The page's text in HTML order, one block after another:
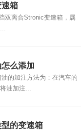
箱
双离合Stronic变速箱，属
么添加
的加注方法为：在汽车的
油加注...
的变速箱